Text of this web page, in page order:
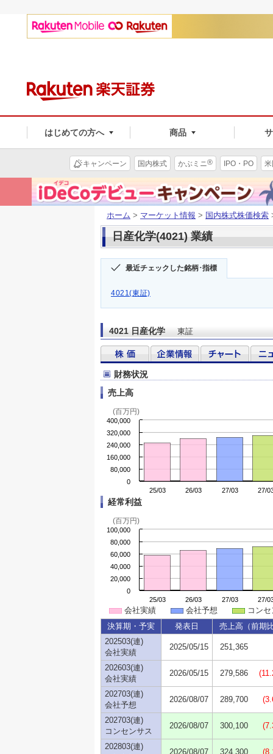
はじめての方へ 商品
キャンペーン 国内株式 かぶミニ® IPO・PO
ホーム > マーケット情報 > 国内株式株価検索
日産化学(4021) 業績
最近チェックした銘柄･指標
4021(東証)
4021 日産化学 東証